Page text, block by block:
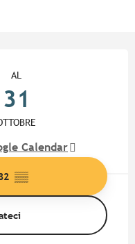
AL
31
Calendar
▒▒